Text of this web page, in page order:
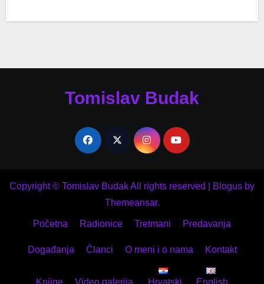
Tomislav Budak
Copyright © Tomislav Budak All rights reserved Blogus by
Themeansar.
Početna Radionice Tretmani Predavanja
Događanja Članci O meni i o nama Kontakt
Knjige Video galerija Hrvatski English